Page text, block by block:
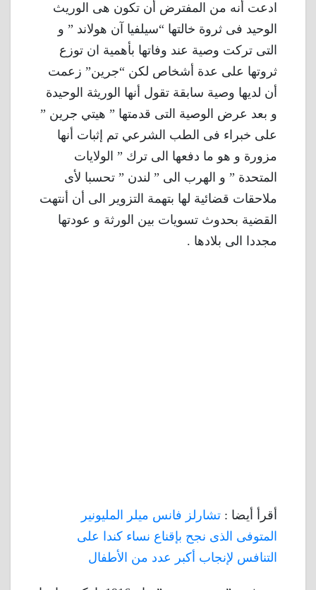
ادعت أنه من المفترض أن تكون هى الوريث
الوحيد فى ثروة خالتها “سيلفيا آن هولاند ” و
التى تركت وصية عند وفاتها بأهمية ان توزع
ثروتها على عدة أشخاص لكن “جرين” زعمت
أن لديها وصية سابقة تقول أنها الوريثة الوحيدة
و بعد عرض الوصية التى قدمتها ” هيتي جرين ”
على خبراء فى الطب الشرعي تم إثبات أنها
مزورة و هو ما دفعها الى ترك ” الولايات
المتحدة ” و الهرب الى ” لندن ” تحسبا لأى
ملاحقات قضائية لها بتهمة التزوير الى أن أنتهت
القضية بحدوث تسويات بين الورثة و عودتها
مجددا الى بلادها .
أقرأ أيضا : تشارلز فانس ميلر المليونير
المتوفى الذى نجح بإقناع نساء كندا على
التنافس لإنجاب أكبر عدد من الأطفال